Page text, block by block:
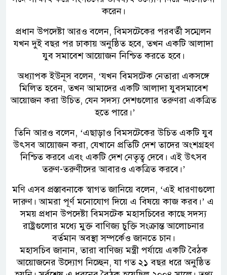
করেন।
প্রধান উপদেষ্টা আরও বলেন, বিমসটেকের পরবর্তী সম্মেলন
যখন দুই বছর পর ঢাকায় অনুষ্ঠিত হবে, তখন একটি আলাদা
যুব সমাবেশ আয়োজন নিশ্চিত করতে হবে।
অধ্যাপক ইউনূস বলেন, ‘যখন বিমসটেক নেতারা একসঙ্গে
মিলিত হবেন, তখন আমাদের একটি আলাদা যুবসমাবেশ
আয়োজন করা উচিত, যেন সদস্য দেশগুলোর তরুণরা একত্রিত
হতে পারে।’
তিনি আরও বলেন, ‘এছাড়াও বিমসটেকের উচিত একটি যুব
উৎসব আয়োজন করা, যেখানে প্রতিটি দেশ তাদের অংশগ্রহণ
নিশ্চিত করবে এবং একটি দেশ নেতৃত্ব দেবে। এই উৎসব
তরুণ-তরুণীদের আবারও একত্রিত করবে।’
মণি এসব প্রস্তাবনাকে স্বাগত জানিয়ে বলেন, ‘এই ধারণাগুলো
দারুণ। আমরা পূর্ণ মনোযোগ দিয়ে এ বিষয়ে কাজ করব।’ এ
সময় প্রধান উপদেষ্টা বিমসটেক মহাসচিবের কাছে সদস্য
রাষ্ট্রগুলোর মধ্যে মুক্ত বাণিজ্য চুক্তি সংক্রান্ত আলোচনার
বর্তমান অবস্থা সম্পর্কেও জানতে চান।
মহাসচিব জানান, তারা বাণিজ্য মন্ত্রী পর্যায়ে একটি বৈঠক
আয়োজনের উদ্যোগ নিচ্ছেন, যা গত ২১ বছর ধরে অনুষ্ঠিত